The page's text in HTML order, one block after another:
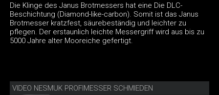
Die Klinge des Janus Brotmessers hat eine Die DLC-
Beschichtung (Diamond-like-carbon). Somit ist das Janus
Brotmesser kratzfest, säurebeständig und leichter zu
pflegen. Der erstaunlich leichte Messergriff wird aus bis zu
5000 Jahre alter Mooreiche gefertigt.
VIDEO NESMUK PROFIMESSER SCHMIEDEN